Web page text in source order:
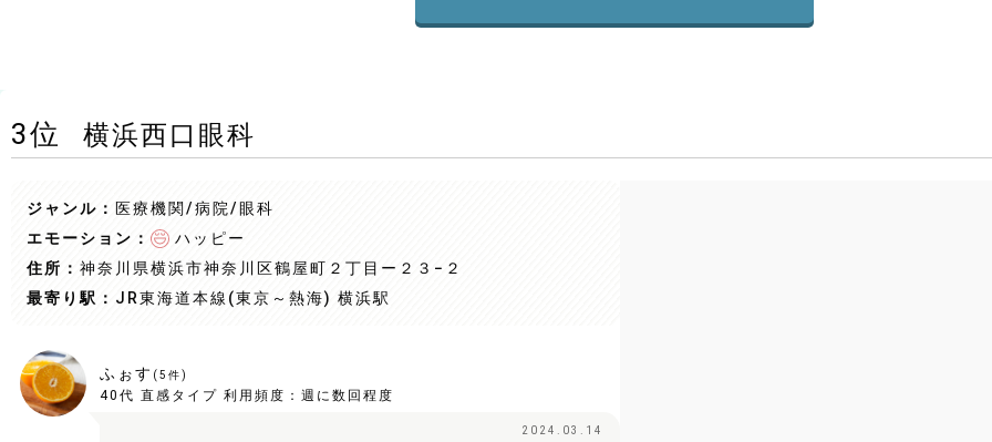
3位 横浜西口眼科
ジャンル： 医療機関/病院/眼科
エモーション：
ハッピー
住所： 神奈川県横浜市神奈川区鶴屋町２丁目ー２３−２
最寄り駅： JR東海道本線(東京～熱海) 横浜駅
ふぉす ( 5 件)
40代 直感タイプ 利用頻度： 週に数回程度
2024.03.14